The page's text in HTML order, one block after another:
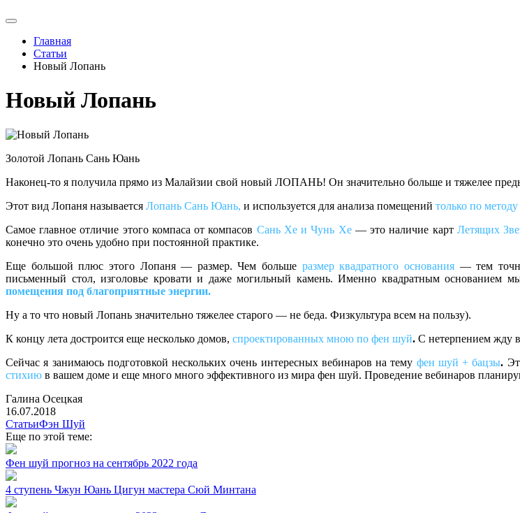
Главная
Статьи
Новый Лопань
Новый Лопань
Золотой Лопань Сань Юань
Наконец-то я получила прямо из Малайзии свой новый ЛОПАНЬ! Он значительно больше и тяжелее
Этот вид Лопаня называется Лопань Сань Юань, и используется для анализа помещений только по
Самое главное отличие этого компаса от компасов Сань Хе и Чунь Хе— это наличие карт Летящих
конечно это очень удобно при постоянной практике.
Еще большой плюс этого Лопаня — размер. Чем больше размер квадратного основания — тем
письменный стол, изголовье кровати и даже могильный камень. Именно квадратным основанием
помещения под благоприятные энергии.
Ну а то что новый Лопань значительно тяжелее старого — не беда. Физкультура всем на пользу).
К концу лета достроится еще несколько домов, спроектированных мною по фен шуй. С нетерпением жду
Сейчас я занимаюсь подготовкой нескольких очень интересных вебинаров на тему фен шуй + бацзы.
стихию в вашем доме и еще много много эффективного из мира фен шуй. Проведение вебинаров
Галина Осецкая
16.07.2018
СтатьиФэн Шуй
Еще по этой теме:
Фен шуй прогноз на сентябрь 2022 года
4 ступень Чжун Юань Цигун мастера Сюй Минтана